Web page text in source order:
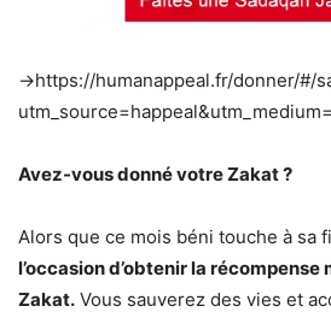
->https://humanappeal.fr/donner/#/
Avez-vous donné votre Zakat ?
Alors que ce mois béni touche à sa
l’occasion d’obtenir la
Zakat. Vous sauverez des vies et